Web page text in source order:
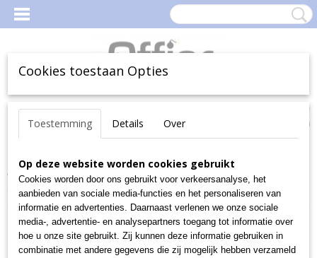
Inloggen Registreren
Uw Winkelwagen
(0)
Home >Kantoorartikelen>Etiketten en enveloppen
Witte universele etiketten-rond> Q Connect (vh PERGAMY) witte
etiketten formaat 99,1X67,7 RO 100V
Cookies toestaan Opties
Toestemming Details Over
Op deze website worden cookies gebruikt
Cookies worden door ons gebruikt voor verkeersanalyse, het
aanbieden van sociale media-functies en het personaliseren van
informatie en advertenties. Daarnaast verlenen we onze sociale
media-, advertentie- en analysepartners toegang tot informatie over
hoe u onze site gebruikt. Zij kunnen deze informatie gebruiken in
combinatie met andere gegevens die zij mogelijk hebben verzameld